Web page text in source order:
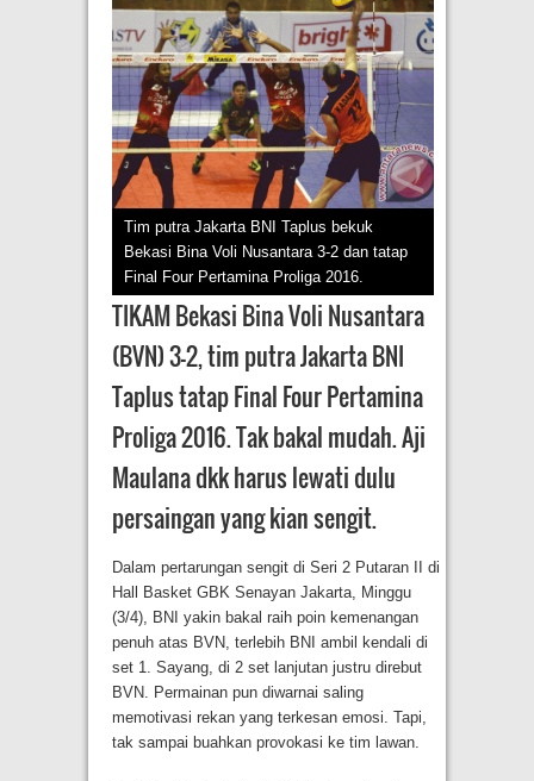
Tim putra Jakarta BNI Taplus bekuk
Bekasi Bina Voli Nusantara 3-2 dan tatap
Final Four Pertamina Proliga 2016.
TIKAM Bekasi Bina Voli Nusantara
(BVN) 3-2, tim putra Jakarta BNI
Taplus tatap Final Four Pertamina
Proliga 2016. Tak bakal mudah. Aji
Maulana dkk harus lewati dulu
persaingan yang kian sengit.
Dalam pertarungan sengit di Seri 2 Putaran II di
Hall Basket GBK Senayan Jakarta, Minggu
(3/4), BNI yakin bakal raih poin kemenangan
penuh atas BVN, terlebih BNI ambil kendali di
set 1. Sayang, di 2 set lanjutan justru direbut
BVN. Permainan pun diwarnai saling
memotivasi rekan yang terkesan emosi. Tapi,
tak sampai buahkan provokasi ke tim lawan.